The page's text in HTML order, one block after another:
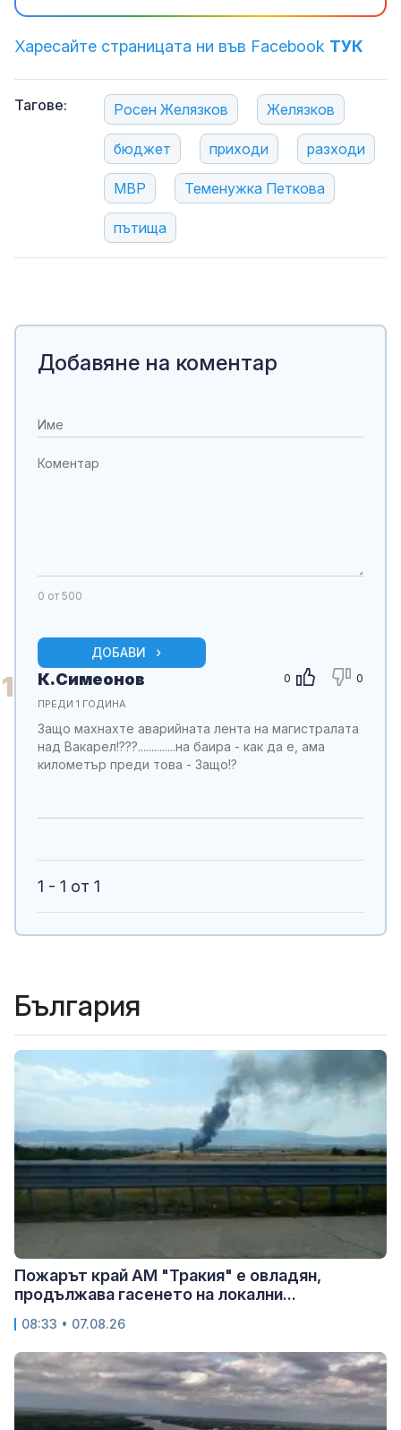
Харесайте страницата ни във Facebook ТУК
Тагове: Росен Желязков Желязков
бюджет приходи разходи
МВР Теменужка Петкова
пътища
Добавяне на коментар
0 от 500
ДОБАВИ
1 0 0
К.Симеонов
ПРЕДИ 1 ГОДИНА
Защо махнахте аварийната лента на магистралата
над Вакарел!???..............на баира - как да е, ама
километър преди това - Защо!?
1 - 1 от 1
България
Пожарът край АМ "Тракия" е овладян,
продължава гасенето на локални...
08:33 • 07.08.26